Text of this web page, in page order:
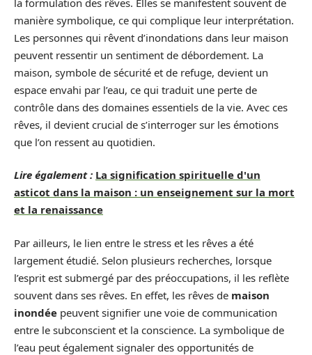
manière symbolique, ce qui complique leur interprétation.
Les personnes qui rêvent d’inondations dans leur maison
peuvent ressentir un sentiment de débordement. La
maison, symbole de sécurité et de refuge, devient un
espace envahi par l’eau, ce qui traduit une perte de
contrôle dans des domaines essentiels de la vie. Avec ces
rêves, il devient crucial de s’interroger sur les émotions
que l’on ressent au quotidien.
Lire également : La signification spirituelle d'un
asticot dans la maison : un enseignement sur la mort
et la renaissance
Par ailleurs, le lien entre le stress et les rêves a été
largement étudié. Selon plusieurs recherches, lorsque
l’esprit est submergé par des préoccupations, il les reflète
souvent dans ses rêves. En effet, les rêves de maison
inondée peuvent signifier une voie de communication
entre le subconscient et la conscience. La symbolique de
l’eau peut également signaler des opportunités de